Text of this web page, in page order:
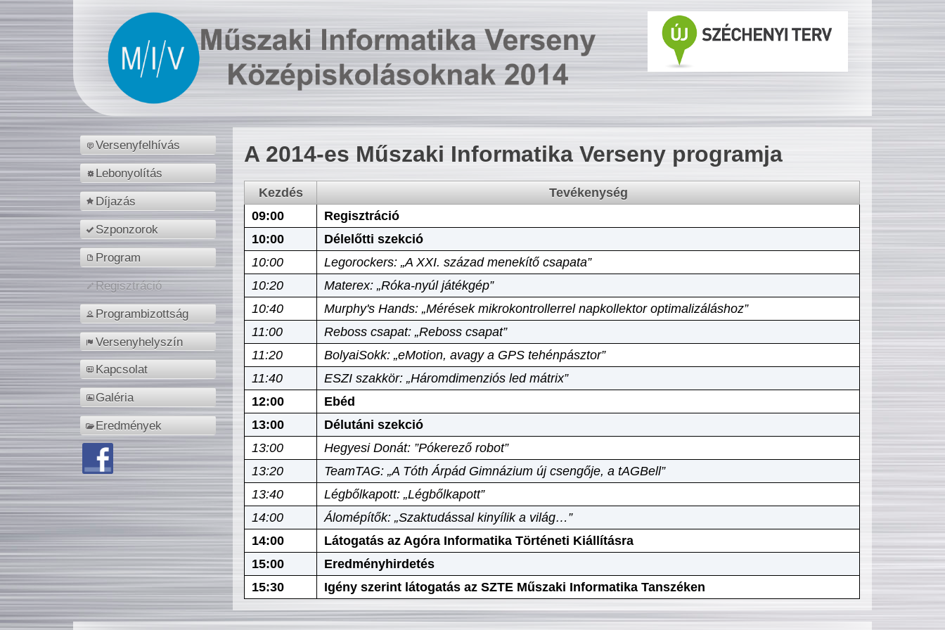
Versenyfelhívás
Lebonyolítás
Díjazás
Szponzorok
Program
Regisztráció
Programbizottság
Versenyhelyszín
Kapcsolat
Galéria
Eredmények
A 2014-es Műszaki Informatika Verseny programja
Kezdés
Tevékenység
09:00
Regisztráció
10:00
Délelőtti szekció
10:00
Legorockers: „A XXI. század menekítő csapata”
10:20
Materex: „Róka-nyúl játékgép”
10:40
Murphy's Hands: „Mérések mikrokontrollerrel napkollektor optimalizáláshoz”
11:00
Reboss csapat: „Reboss csapat”
11:20
BolyaiSokk: „eMotion, avagy a GPS tehénpásztor”
11:40
ESZI szakkör: „Háromdimenziós led mátrix”
12:00
Ebéd
13:00
Délutáni szekció
13:00
Hegyesi Donát: ”Pókerező robot”
13:20
TeamTAG: „A Tóth Árpád Gimnázium új csengője, a tAGBell”
13:40
Légbőlkapott: „Légbőlkapott”
14:00
Álomépítők: „Szaktudással kinyílik a világ…”
14:00
Látogatás az Agóra Informatika Történeti Kiállításra
15:00
Eredményhirdetés
15:30
Igény szerint látogatás az SZTE Műszaki Informatika Tanszéken